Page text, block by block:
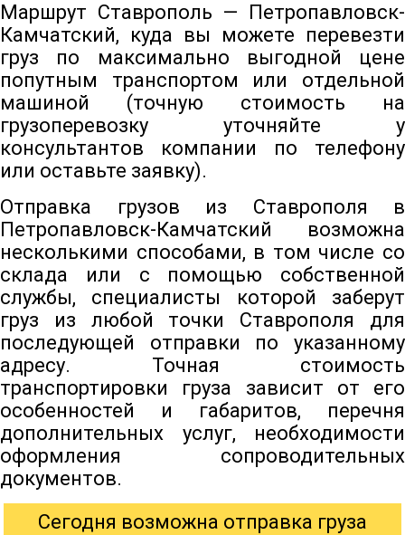
Маршрут Ставрополь — Петропавловск-
Камчатский, куда вы можете перевезти
груз по максимально выгодной цене
попутным транспортом или отдельной
машиной (точную стоимость на
грузоперевозку уточняйте у
консультантов компании по телефону
или оставьте заявку).
Отправка грузов из Ставрополя в
Петропавловск-Камчатский возможна
несколькими способами, в том числе со
склада или с помощью собственной
службы, специалисты которой заберут
груз из любой точки Ставрополя для
последующей отправки по указанному
адресу. Точная стоимость
транспортировки груза зависит от его
особенностей и габаритов, перечня
дополнительных услуг, необходимости
оформления сопроводительных
документов.
Сегодня возможна отправка груза